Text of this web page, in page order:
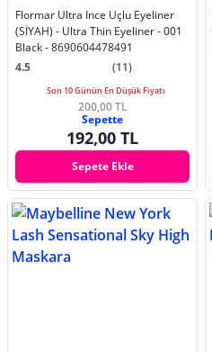
Flormar Ultra Ince Uçlu Eyeliner
(SİYAH) - Ultra Thin Eyeliner - 001
Black - 8690604478491
4.5
(11)
Son 10 Günün En Düşük Fiyatı
200,00 TL
Sepette
192,00 TL
Sepete Ekle